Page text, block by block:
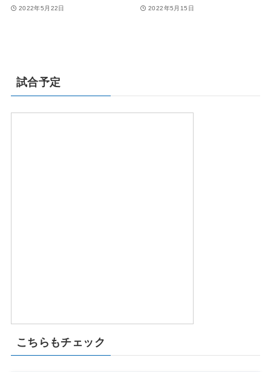
2022年5月22日 2022年5月15日
試合予定
こちらもチェック